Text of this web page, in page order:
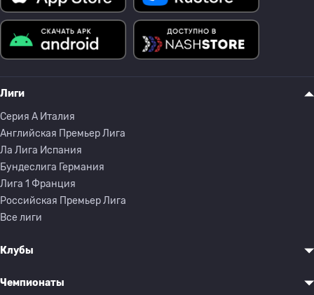
Лиги
Серия A Италия
Английская Премьер Лига
Ла Лига Испания
Бундеслига Германия
Лига 1 Франция
Российская Премьер Лига
Все лиги
Клубы
Чемпионаты